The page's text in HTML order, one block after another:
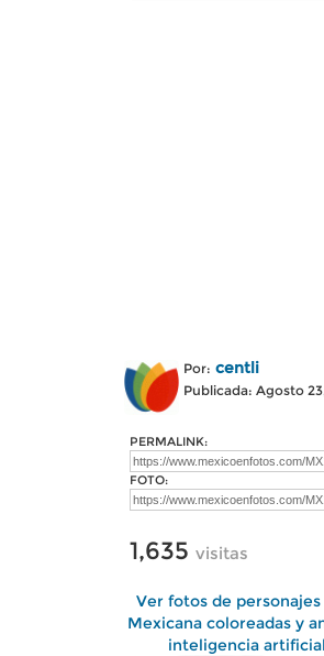
Por: centli
Publicada: Agosto
PERMALINK:
FOTO:
1,635 visitas
Ver fotos de
Mexicana coloreadas y
inteligencia